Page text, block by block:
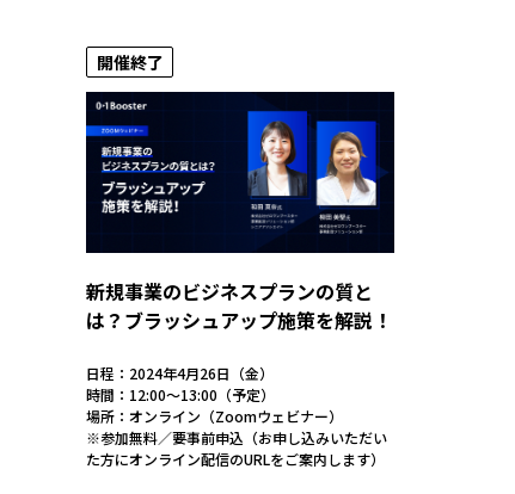
開催終了
新規事業のビジネスプランの質と
は？ブラッシュアップ施策を解説！
日程：2024年4月26日（金）
時間：12:00〜13:00（予定）
場所：オンライン（Zoomウェビナー）
※参加無料／要事前申込（お申し込みいただい
た方にオンライン配信のURLをご案内します）